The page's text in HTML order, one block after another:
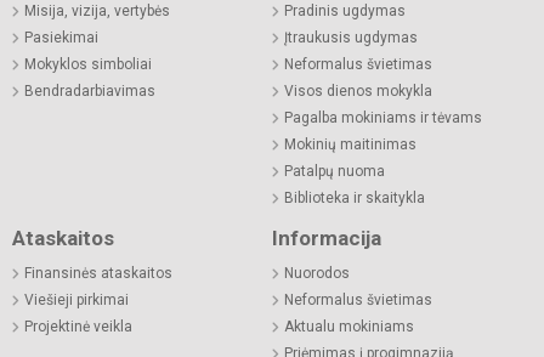
Misija, vizija, vertybės
Pasiekimai
Mokyklos simboliai
Bendradarbiavimas
Pradinis ugdymas
Įtraukusis ugdymas
Neformalus švietimas
Visos dienos mokykla
Pagalba mokiniams ir tėvams
Mokinių maitinimas
Patalpų nuoma
Biblioteka ir skaitykla
Ataskaitos
Finansinės ataskaitos
Viešieji pirkimai
Projektinė veikla
Informacija
Nuorodos
Neformalus švietimas
Aktualu mokiniams
Priėmimas į progimnaziją